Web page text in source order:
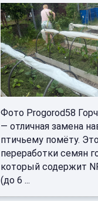
Фото Progorod58
— отличная замена
птичьему помёту.
переработки семян
который содержит
(до 6 ...